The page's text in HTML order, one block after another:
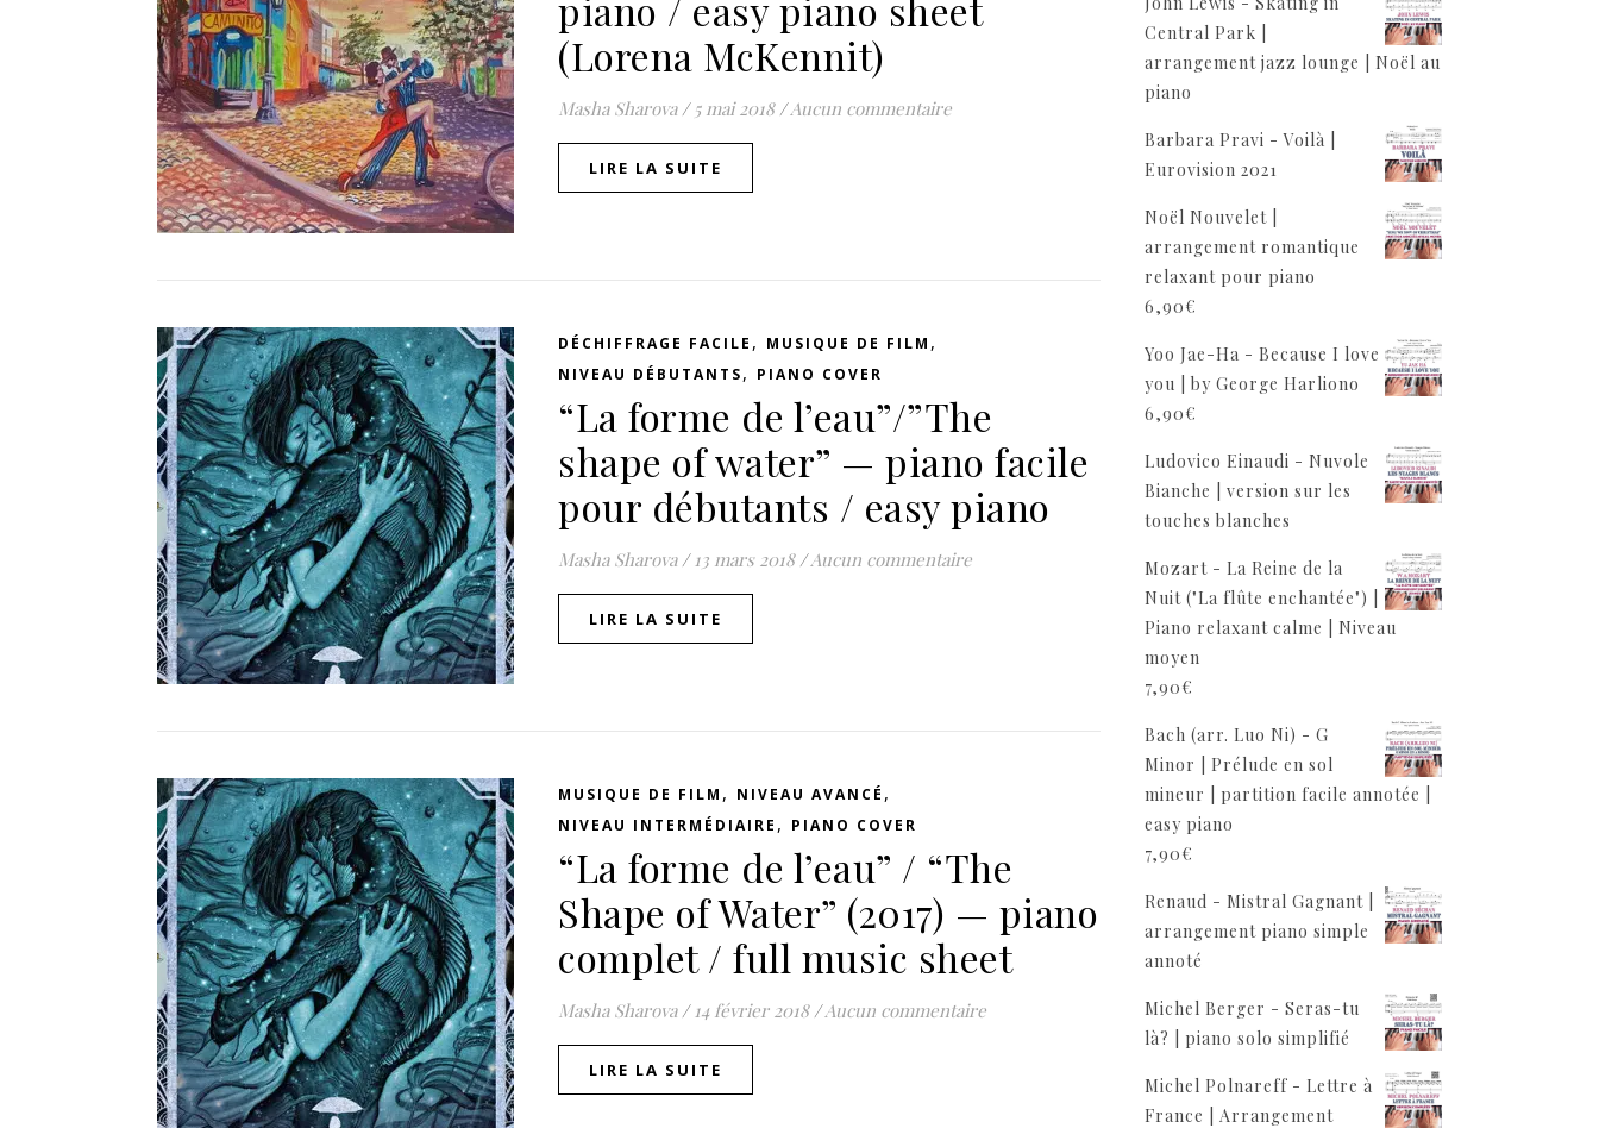
(Lorena McKennit)
Masha Sharova / 5 mai 2018 /Aucun commentaire
LIRE LA SUITE
DÉCHIFFRAGE FACILE , MUSIQUE DE FILM ,
NIVEAU DÉBUTANTS, PIANO COVER
“La forme de l’eau”/”The
shape of water” — piano facile
pour débutants / easy piano
Masha Sharova / 13 mars 2018 /Aucun commentaire
LIRE LA SUITE
MUSIQUE DE FILM , NIVEAU AVANCÉ ,
NIVEAU INTERMÉDIAIRE , PIANO COVER
“La forme de l’eau” / “The
Shape of Water” (2017) — piano
complet / full music sheet
Masha Sharova / 14 février 2018 /Aucun commentaire
LIRE LA SUITE
Central Park |
arrangement jazz lounge | Noël au
piano
Barbara Pravi - Voilà |
Eurovision 2021
Noël Nouvelet |
arrangement romantique
relaxant pour piano
6,90€
Yoo Jae-Ha - Because I love
you | by George Harliono
6,90€
Ludovico Einaudi - Nuvole
Bianche | version sur les
touches blanches
Mozart - La Reine de la
Nuit ("La flûte enchantée") |
Piano relaxant calme | Niveau
moyen
7,90€
Bach (arr. Luo Ni) - G
Minor | Prélude en sol
mineur | partition facile annotée |
easy piano
7,90€
Renaud - Mistral Gagnant |
arrangement piano simple
annoté
Michel Berger - Seras-tu
là? | piano solo simplifié
Michel Polnareff - Lettre à
France | Arrangement